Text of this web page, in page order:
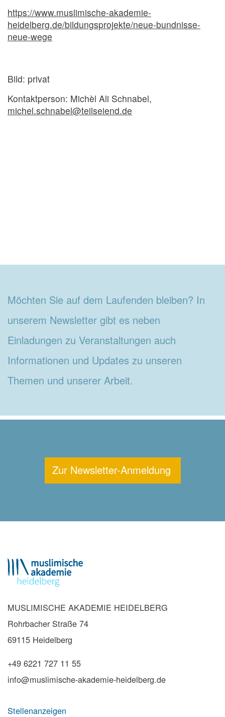
https://www.muslimische-akademie-
heidelberg.de/bildungsprojekte/neue-bundnisse-
neue-wege
Bild: privat
Kontaktperson: Michèl Ali Schnabel,
michel.schnabel@teilseiend.de
Möchten Sie auf dem Laufenden bleiben? In
unserem Newsletter gibt es neben
Einladungen zu Veranstaltungen auch
Informationen und Updates zu unseren
Themen und unserer Arbeit.
Zur Newsletter-Anmeldung
MUSLIMISCHE AKADEMIE HEIDELBERG
Rohrbacher Straße 74
69115 Heidelberg
+49 6221 727 11 55
info@muslimische-akademie-heidelberg.de
Stellenanzeigen